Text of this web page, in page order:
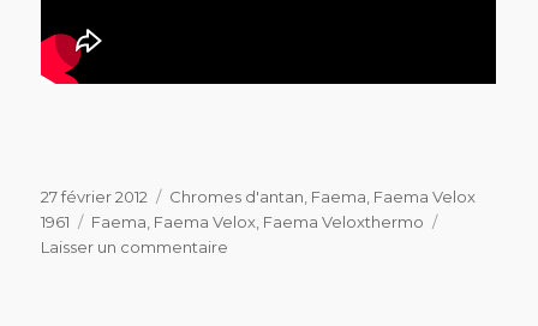
Publié
le
27 février 2012 Catégories
Chromes d'antan, Faema, Faema Velox
1961
Étiquettes
Faema, Faema Velox, Faema Veloxthermo
Laisser un commentaire